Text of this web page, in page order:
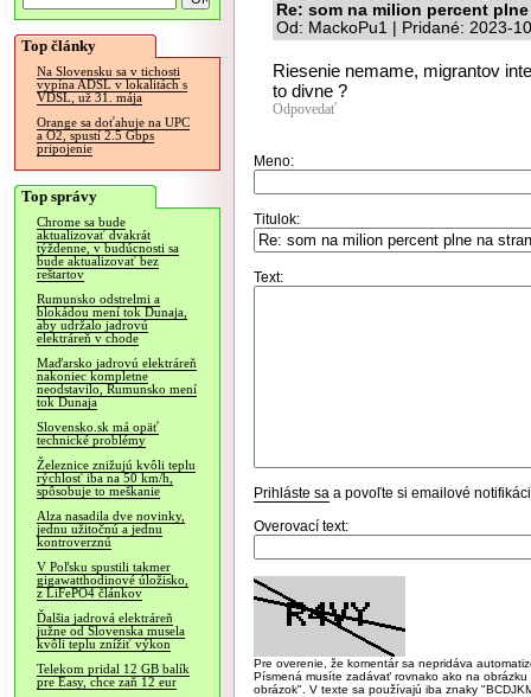
Top články
Na Slovensku sa v tichosti
vypína ADSL v lokalitách s
VDSL, už 31. mája
Orange sa doťahuje na UPC
a O2, spustí 2.5 Gbps
pripojenie
Top správy
Chrome sa bude
aktualizovať dvakrát
týždenne, v budúcnosti sa
bude aktualizovať bez
reštartov
Rumunsko odstrelmi a
blokádou mení tok Dunaja,
aby udržalo jadrovú
elektráreň v chode
Maďarsko jadrovú elektráreň
nakoniec kompletne
neodstavilo, Rumunsko mení
tok Dunaja
Slovensko.sk má opäť
technické problémy
Železnice znižujú kvôli teplu
rýchlosť iba na 50 km/h,
spôsobuje to meškanie
Alza nasadila dve novinky,
jednu užitočnú a jednu
kontroverznú
V Poľsku spustili takmer
gigawatthodinové úložisko,
z LiFePO4 článkov
Ďalšia jadrová elektráreň
južne od Slovenska musela
kvôli teplu znížiť výkon
Telekom pridal 12 GB balík
pre Easy, chce zaň 12 eur
Re: som na milion percent
Od: MackoPu1 | Pridané: 2023-
Riesenie nemame, migrantov
to divne ?
Odpovedať
Meno:
Titulok:
Text:
Prihláste sa a povoľte si emailové
Overovací text:
Pre overenie, že komentár sa nepridáva
Písmená musíte zadávať rovnako ako na
obrázok". V texte sa používajú iba znaky